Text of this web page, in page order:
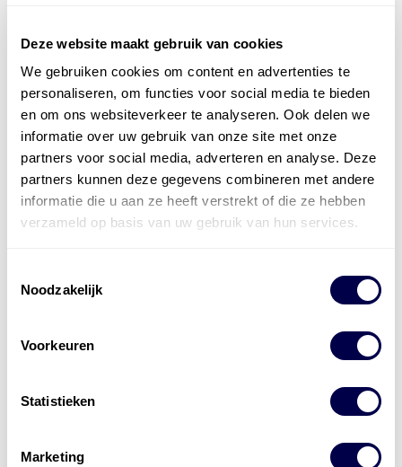
Deze website maakt gebruik van cookies
We gebruiken cookies om content en advertenties te
personaliseren, om functies voor social media te bieden
en om ons websiteverkeer te analyseren. Ook delen we
informatie over uw gebruik van onze site met onze
partners voor social media, adverteren en analyse. Deze
partners kunnen deze gegevens combineren met andere
informatie die u aan ze heeft verstrekt of die ze hebben
verzameld op basis van uw gebruik van hun services.
Noodzakelijk
Voorkeuren
Statistieken
Marketing
Officieel distributeur met Mobil Smeermiddelen
voor alle sectoren
Welke olie heb ik nodig
Alle producten bekijken
ReferentiesKwikfit,Roba ,de Groot